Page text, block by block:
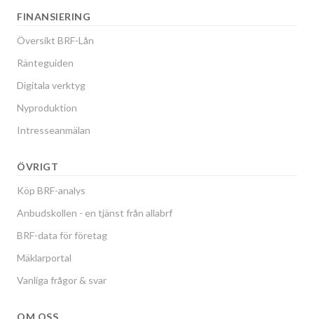
FINANSIERING
Översikt BRF-Lån
Ränteguiden
Digitala verktyg
Nyproduktion
Intresseanmälan
ÖVRIGT
Köp BRF-analys
Anbudskollen - en tjänst från allabrf
BRF-data för företag
Mäklarportal
Vanliga frågor & svar
OM OSS